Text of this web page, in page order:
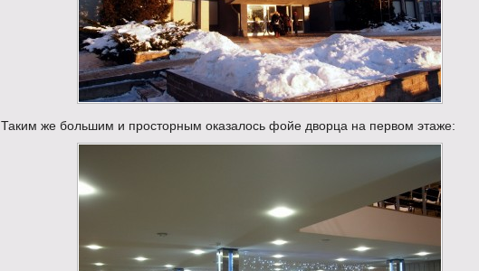
Таким же большим и просторным оказалось фойе дворца на первом этаже: